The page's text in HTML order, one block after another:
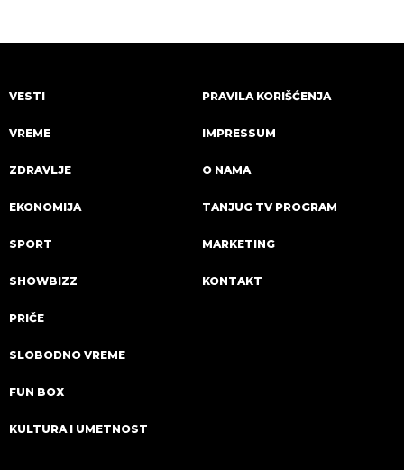
VESTI
VREME
ZDRAVLJE
EKONOMIJA
SPORT
SHOWBIZZ
PRIČE
SLOBODNO VREME
FUN BOX
KULTURA I UMETNOST
PRAVILA KORIŠĆENJA
IMPRESSUM
O NAMA
TANJUG TV PROGRAM
MARKETING
KONTAKT